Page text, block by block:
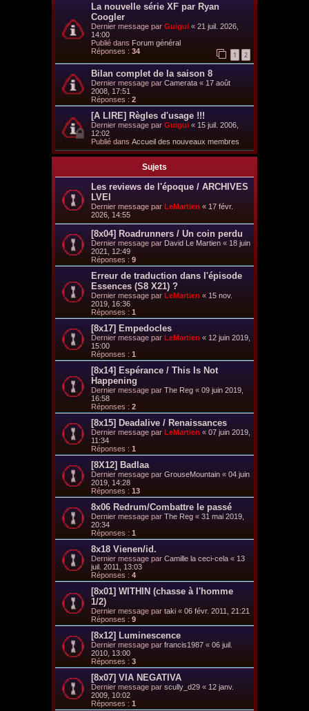
La nouvelle série XF par Ryan
Coogler
Dernier message par Guigui « 21 juil. 2026,
14:00
Publié dans Forum général
Réponses : 34 1 2
Bilan complet de la saison 8
Dernier message par Camerata « 17 août
2008, 17:51
Réponses : 2
[A LIRE] Règles d'usage !!!
Dernier message par Guigui « 15 juil. 2006,
12:02
Publié dans Accueil des nouveaux membres
Sujets
Les reviews de l'époque / ARCHIVES
LVEI
Dernier message par LeMartien « 17 févr.
2026, 14:55
[8x04] Roadrunners / Un coin perdu
Dernier message par David Le Martien « 18 juin
2021, 12:49
Réponses : 9
Erreur de traduction dans l'épisode
Essences (S8 X21) ?
Dernier message par LeMartien « 15 nov.
2019, 16:36
Réponses : 1
[8x17] Empedocles
Dernier message par LeMartien « 12 juin 2019,
15:00
Réponses : 1
[8x14] Espérance / This Is Not
Happening
Dernier message par The Reg « 09 juin 2019,
16:58
Réponses : 2
[8x15] Deadalive / Renaissances
Dernier message par LeMartien « 07 juin 2019,
11:34
Réponses : 1
[8X12] Badlaa
Dernier message par GrouseMountain « 04 juin
2019, 14:28
Réponses : 13
8x06 Redrum/Combattre le passé
Dernier message par The Reg « 31 mai 2019,
20:34
Réponses : 1
8x18 Vienen/id.
Dernier message par Camille la ceci-cela « 13
juil. 2011, 13:03
Réponses : 4
[8x01] WITHIN (chasse à l'homme
1/2)
Dernier message par taki « 06 févr. 2011, 21:21
Réponses : 9
[8x12] Luminescence
Dernier message par francis1987 « 06 juil.
2010, 13:00
Réponses : 3
[8x07] VIA NEGATIVA
Dernier message par scully_d29 « 12 janv.
2009, 10:02
Réponses : 1